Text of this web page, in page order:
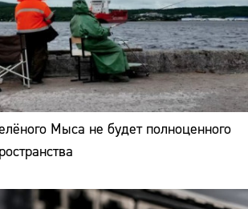
Мыса не будет полноценного